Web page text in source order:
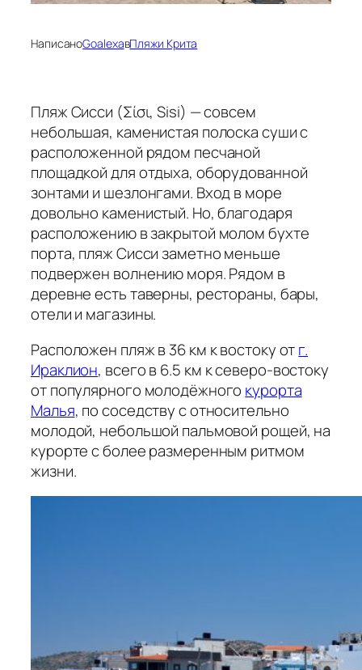
НаписаноGoalexaвПляжи Крита
Пляж Сисси (Σίσι, Sisi) — совсем
небольшая, каменистая полоска суши с
расположенной рядом песчаной
площадкой для отдыха, оборудованной
зонтами и шезлонгами. Вход в море
довольно каменистый. Но, благодаря
расположению в закрытой молом бухте
порта, пляж Сисси заметно меньше
подвержен волнению моря. Рядом в
деревне есть таверны, рестораны, бары,
отели и магазины.
Расположен пляж в 36 км к востоку отг.
Ираклион, всего в 6.5 км к северо-востоку
от популярного молодёжного курорта
Малья, по соседству с относительно
молодой, небольшой пальмовой рощей, на
курорте с более размеренным ритмом
жизни.